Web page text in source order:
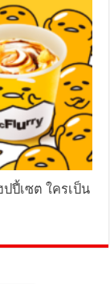
ปี้เซต ใครเป็น